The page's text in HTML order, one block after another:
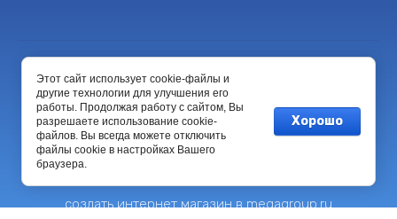
© 2022 ООО "ФортонФарма"
создать интернет магазинв megagroup.ru
Этот сайт использует cookie-файлы и
другие технологии для улучшения его
работы. Продолжая работу с сайтом, Вы
разрешаете использование cookie-
файлов. Вы всегда можете отключить
файлы cookie в настройках Вашего
браузера.
Хорошо